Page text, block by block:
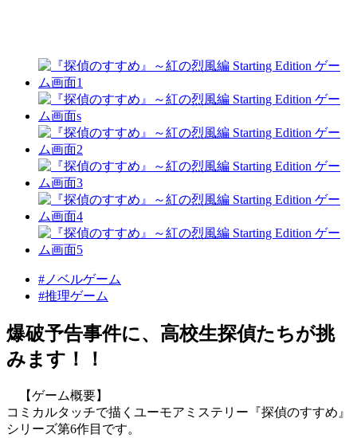
#ノベルゲーム
#推理ゲーム
爆破予告事件に、高校生探偵たちが挑
みます！！
【ゲーム概要】
コミカルタッチで描くユーモアミステリー『探偵のすすめ』
シリーズ第6作目です。